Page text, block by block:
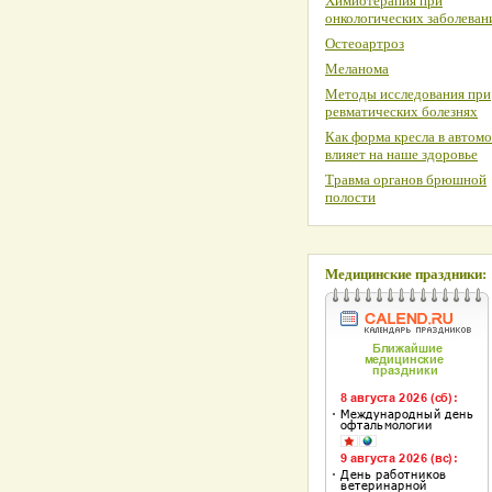
онкологических
Остеоартроз
Меланома
Методы исследования при
ревматических болезнях
Как форма кресла в
влияет на наше здоровье
Травма органов брюшной
полости
Медицинские праздники: